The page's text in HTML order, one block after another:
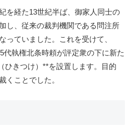
を経た13世紀半ば、御家人同士の
し、従来の裁判機関である問注所
っていました。これを受けて、
代執権北条時頼が評定衆の下に新た
ひきつけ）**を設置します。目的
くことでした。